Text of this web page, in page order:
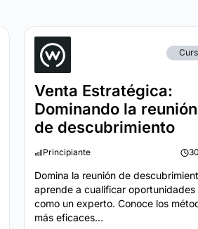
Venta Estratégica:
Dominando la reunión
de descubrimiento
Principiante
Domina la reunión de
aprende a cualificar oportunidades
como un experto. Conoce los
más eficaces...